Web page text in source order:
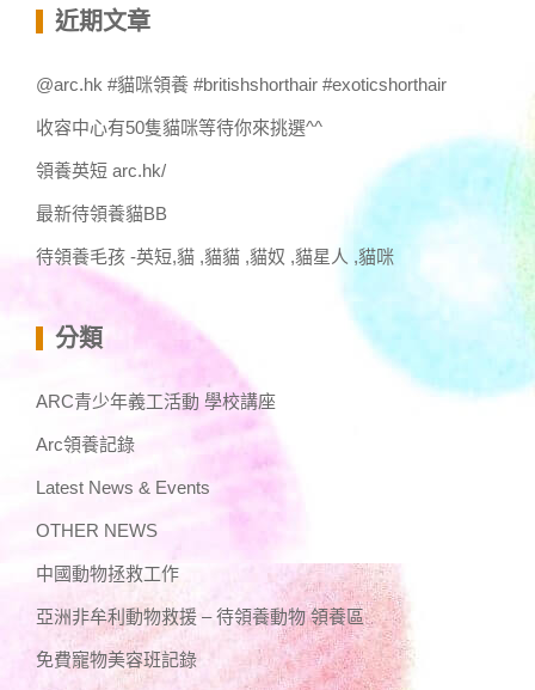
鍵 近期文章
@arc.hk #貓咪領養 #britishshorthair #exoticshorthair
收容中心有50隻貓咪等待你來挑選^^
領養英短 arc.hk/
最新待領養貓BB
待領養毛孩 -英短,貓 ,貓貓 ,貓奴 ,貓星人 ,貓咪
分類
ARC青少年義工活動 學校講座
Arc領養記錄
Latest News & Events
OTHER NEWS
中國動物拯救工作
亞洲非牟利動物救援 – 待領養動物 領養區
免費寵物美容班記錄